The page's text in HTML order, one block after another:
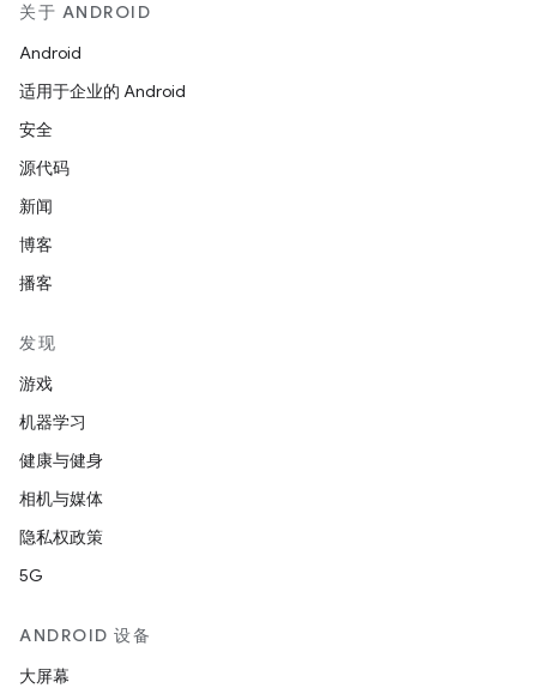
关于 ANDROID
Android
适用于企业的 Android
安全
源代码
新闻
博客
播客
发现
游戏
机器学习
健康与健身
相机与媒体
隐私权政策
5G
ANDROID 设备
大屏幕